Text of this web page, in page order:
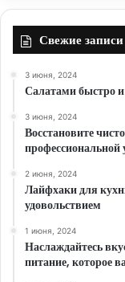
Свежие записи
3 июня, 2024
Салатами быстро
3 июня, 2024
Восстановите
профессиональной
2 июня, 2024
Лайфхаки для
удовольствием
1 июня, 2024
Наслаждайтесь
питание, которое